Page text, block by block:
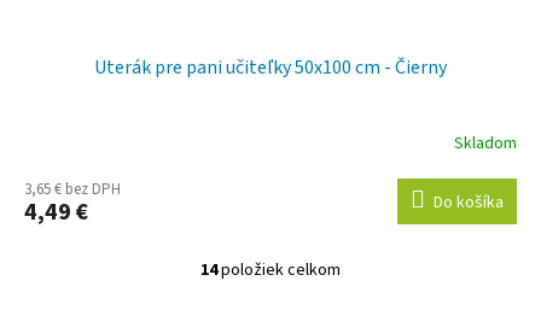
Uterák pre pani učiteľky 50x100 cm - Čierny
Skladom
3,65 € bez DPH
4,49 € Do košíka
O
14položiek celkom